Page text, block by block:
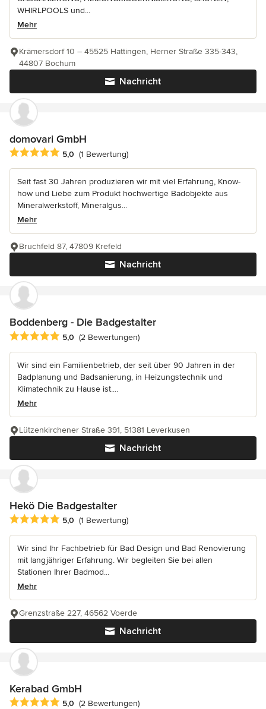
WHIRLPOOLS und...
Mehr
Nachricht
Krämersdorf 10 – 45525 Hattingen, Herner Straße 335-343,
44807 Bochum
domovari GmbH
Durchschnittliche Bewertung: 5 von 5 Sternen
5,0 (1 Bewertung)
Seit fast 30 Jahren produzieren wir mit viel Erfahrung, Know-
how und Liebe zum Produkt hochwertige Badobjekte aus
Mineralwerkstoff, Mineralgus...
Mehr
Nachricht
Bruchfeld 87, 47809 Krefeld
Boddenberg - Die Badgestalter
Durchschnittliche Bewertung: 5 von 5 Sternen
5,0 (2 Bewertungen)
Wir sind ein Familienbetrieb, der seit über 90 Jahren in der
Badplanung und Badsanierung, in Heizungstechnik und
Klimatechnik zu Hause ist....
Mehr
Nachricht
Lützenkirchener Straße 391, 51381 Leverkusen
Hekö Die Badgestalter
Durchschnittliche Bewertung: 5 von 5 Sternen
5,0 (1 Bewertung)
Wir sind Ihr Fachbetrieb für Bad Design und Bad Renovierung
mit langjähriger Erfahrung. Wir begleiten Sie bei allen
Stationen Ihrer Badmod...
Mehr
Nachricht
Grenzstraße 227, 46562 Voerde
Kerabad GmbH
Durchschnittliche Bewertung: 5 von 5 Sternen
5,0 (2 Bewertungen)